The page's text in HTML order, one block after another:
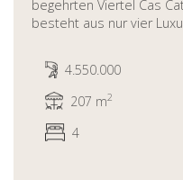
begehrten Viertel Cas
besteht aus nur vier
4.550.000
207 m2
4